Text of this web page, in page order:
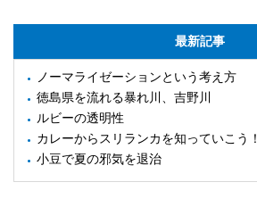
最新記事
ノーマライゼーションという考え方
徳島県を流れる暴れ川、吉野川
ルビーの透明性
カレーからスリランカを知っていこう！
小豆で夏の邪気を退治